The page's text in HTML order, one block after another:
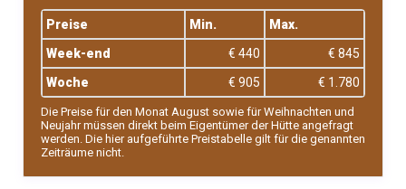
Preise Min.
Max.
Week-end
€ 440
€ 845
Woche
€ 905 € 1.780
Die Preise für den Monat August sowie für Weihnachten und
Neujahr müssen direkt beim Eigentümer der Hütte angefragt
werden. Die hier aufgeführte Preistabelle gilt für die genannten
Zeiträume nicht.